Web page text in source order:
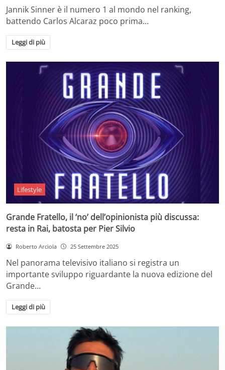
Jannik Sinner è il numero 1 al mondo nel ranking,
battendo Carlos Alcaraz poco prima…
Leggi di più
Lifestyle
Grande Fratello, il ‘no’ dell’opinionista più discussa:
resta in Rai, batosta per Pier Silvio
Roberto Arciola 25 Settembre 2025
Nel panorama televisivo italiano si registra un
importante sviluppo riguardante la nuova edizione del
Grande…
Leggi di più